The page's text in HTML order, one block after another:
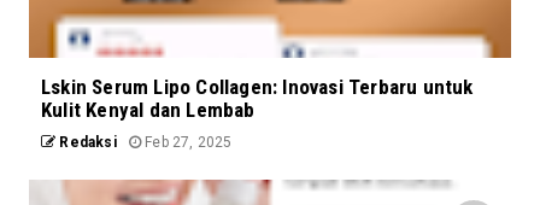
Lskin Serum Lipo Collagen: Inovasi Terbaru untuk
Kulit Kenyal dan Lembab
Redaksi Feb 27, 2025